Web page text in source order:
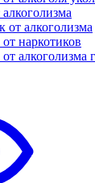
от алкоголизма
наркотиков
алкоголизма